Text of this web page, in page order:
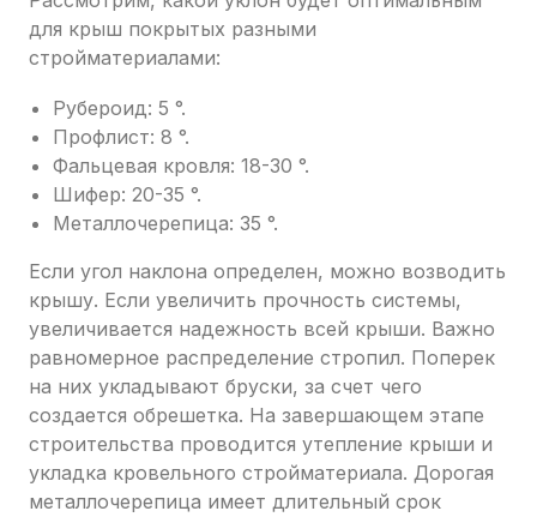
для крыш покрытых разными
стройматериалами:
Рубероид: 5 °.
Профлист: 8 °.
Фальцевая кровля: 18-30 °.
Шифер: 20-35 °.
Металлочерепица: 35 °.
Если угол наклона определен, можно возводить
крышу. Если увеличить прочность системы,
увеличивается надежность всей крыши. Важно
равномерное распределение стропил. Поперек
на них укладывают бруски, за счет чего
создается обрешетка. На завершающем этапе
строительства проводится утепление крыши и
укладка кровельного стройматериала. Дорогая
металлочерепица имеет длительный срок